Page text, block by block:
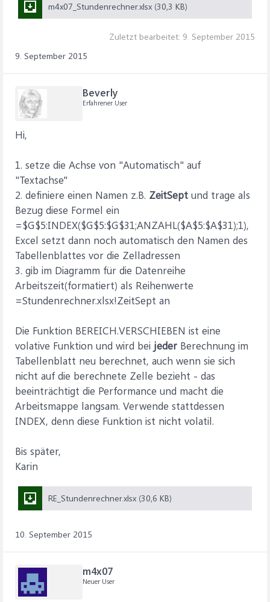
m4x07_Stundenrechner.xlsx (30,3 KB)
Zuletzt bearbeitet: 9. September 2015
9. September 2015
Beverly
Erfahrener User
Hi,
1. setze die Achse von "Automatisch" auf
"Textachse"
2. definiere einen Namen z.B. ZeitSept und trage als
Bezug diese Formel ein
=$G$5:INDEX($G$5:$G$31;ANZAHL($A$5:$A$31);1),
Excel setzt dann noch automatisch den Namen des
Tabellenblattes vor die Zelladressen
3. gib im Diagramm für die Datenreihe
Arbeitszeit(formatiert) als Reihenwerte
=Stundenrechner.xlsx!ZeitSept an
Die Funktion BEREICH.VERSCHIEBEN ist eine
volative Funktion und wird bei jeder Berechnung im
Tabellenblatt neu berechnet, auch wenn sie sich
nicht auf die berechnete Zelle bezieht - das
beeinträchtigt die Performance und macht die
Arbeitsmappe langsam. Verwende stattdessen
INDEX, denn diese Funktion ist nicht volatil.
Bis später,
Karin
RE_Stundenrechner.xlsx (30,6 KB)
10. September 2015
m4x07
Neuer User